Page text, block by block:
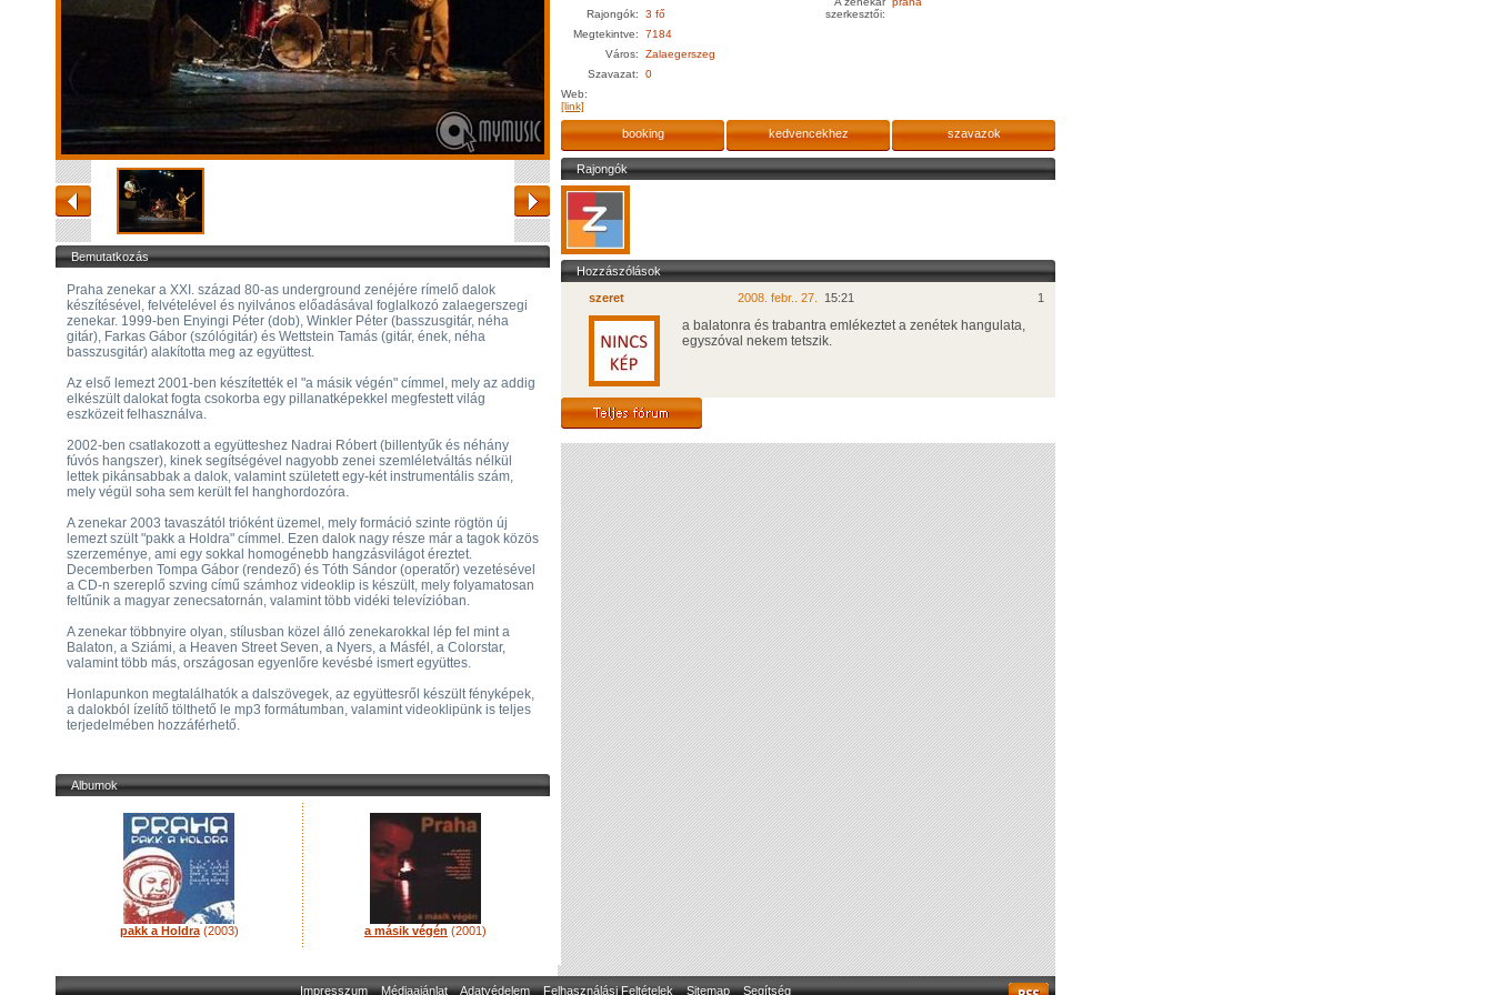
Bemutatkozás
Praha zenekar a XXI. század 80-as underground zenéjére rímelő dalok
készítésével, felvételével és nyilvános előadásával foglalkozó zalaegerszegi
zenekar. 1999-ben Enyingi Péter (dob), Winkler Péter (basszusgitár, néha
gitár), Farkas Gábor (szólógitár) és Wettstein Tamás (gitár, ének, néha
basszusgitár) alakította meg az együttest.
Az első lemezt 2001-ben készítették el "a másik végén" címmel, mely az addig
elkészült dalokat fogta csokorba egy pillanatképekkel megfestett világ
eszközeit felhasználva.
2002-ben csatlakozott a együtteshez Nadrai Róbert (billentyűk és néhány
fúvós hangszer), kinek segítségével nagyobb zenei szemléletváltás nélkül
lettek pikánsabbak a dalok, valamint született egy-két instrumentális szám,
mely végül soha sem került fel hanghordozóra.
A zenekar 2003 tavaszától trióként üzemel, mely formáció szinte rögtön új
lemezt szült "pakk a Holdra" címmel. Ezen dalok nagy része már a tagok közös
szerzeménye, ami egy sokkal homogénebb hangzásvilágot éreztet.
Decemberben Tompa Gábor (rendező) és Tóth Sándor (operatőr) vezetésével
a CD-n szereplő szving című számhoz videoklip is készült, mely folyamatosan
feltűnik a magyar zenecsatornán, valamint több vidéki televízióban.
A zenekar többnyire olyan, stílusban közel álló zenekarokkal lép fel mint a
Balaton, a Sziámi, a Heaven Street Seven, a Nyers, a Másfél, a Colorstar,
valamint több más, országosan egyenlőre kevésbé ismert együttes.
Honlapunkon megtalálhatók a dalszövegek, az együttesről készült fényképek,
a dalokból ízelítő tölthető le mp3 formátumban, valamint videoklipünk is teljes
terjedelmében hozzáférhető.
Albumok
pakk a Holdra(2003) a másik végén (2001)
Rajongók:
3 fő
Megtekintve:
7184
Város:
Zalaegerszeg
Szavazat:
0
Web:
[link]
szerkesztői:
booking kedvencekhez szavazok
Rajongók
Hozzászólások
szeret
2008. febr.. 27. 15:21 1
a balatonra és trabantra emlékeztet a zenétek hangulata,
egyszóval nekem tetszik.
Impresszum Médiaajánlat Adatvédelem Felhasználási Feltételek Sitemap Segítség